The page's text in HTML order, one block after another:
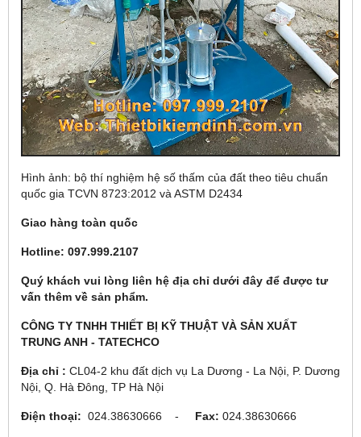
Hình ảnh: bộ thí nghiệm hệ số thấm của đất theo tiêu chuẩn
quốc gia TCVN 8723:2012 và ASTM D2434
Giao hàng toàn quốc
Hotline: 097.999.2107
Quý khách vui lòng liên hệ địa chỉ dưới đây để được tư
vấn thêm về sản phẩm.
CÔNG TY TNHH THIẾT BỊ KỸ THUẬT VÀ SẢN XUẤT
TRUNG ANH - TATECHCO
Địa chỉ : CL04-2 khu đất dịch vụ La Dương - La Nội, P. Dương
Nội, Q. Hà Đông, TP Hà Nội
Điện thoại: 024.38630666 - Fax: 024.38630666